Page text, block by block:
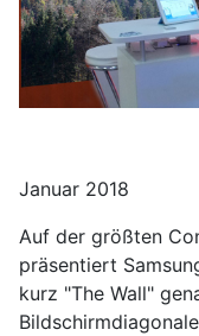
Januar 2018
Auf der größten
präsentiert
kurz "The Wall"